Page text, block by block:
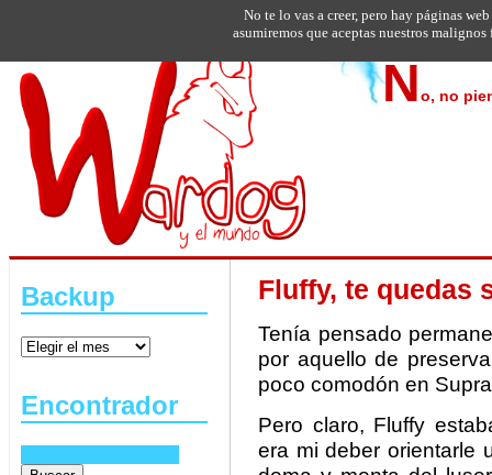
No, no
Backup
Encontrador
Fluffy, te quedas
Tenía pensado
por aquello de
poco comodón en
Pero claro, Fluffy
era mi deber orientarle
No te lo vas a creer, pero hay páginas
asumiremos que aceptas nuestros